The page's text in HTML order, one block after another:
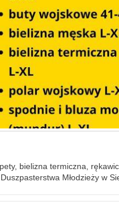
bielizna termiczna,
Młodzieży w